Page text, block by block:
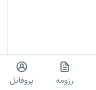
رزومه پروفایل